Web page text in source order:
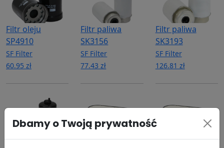
Filtr oleju
SP4910
SF Filter
60.95 zł
Filtr paliwa
SK3156
SF Filter
77.43 zł
Filtr paliwa
SK3193
SF Filter
126.81 zł
Dbamy o Twoją prywatność